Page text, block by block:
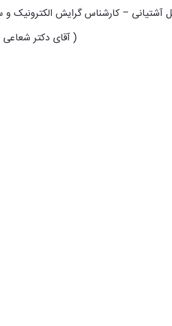
( آقای دکتر شعاعی – مدیر گرایش الکترونیک )